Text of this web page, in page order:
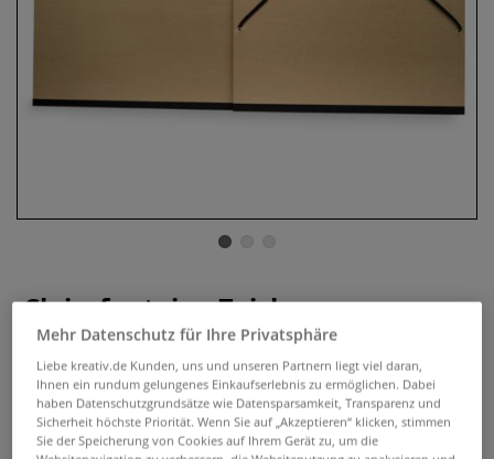
Clairefontaine Zeichenmappe
Kraft, braun
2 Bewertungen
Praktische Sammelmappe für Zeichnungen und Unterlagen
aus robuster, starker Graupappe mit elastischen
Mehr Datenschutz für Ihre Privatsphäre
Liebe kreativ.de Kunden, uns und unseren Partnern liegt viel daran,
Ihnen ein rundum gelungenes Einkaufserlebnis zu ermöglichen. Dabei
haben Datenschutzgrundsätze wie Datensparsamkeit, Transparenz und
Sicherheit höchste Priorität. Wenn Sie auf „Akzeptieren“ klicken, stimmen
Sie der Speicherung von Cookies auf Ihrem Gerät zu, um die